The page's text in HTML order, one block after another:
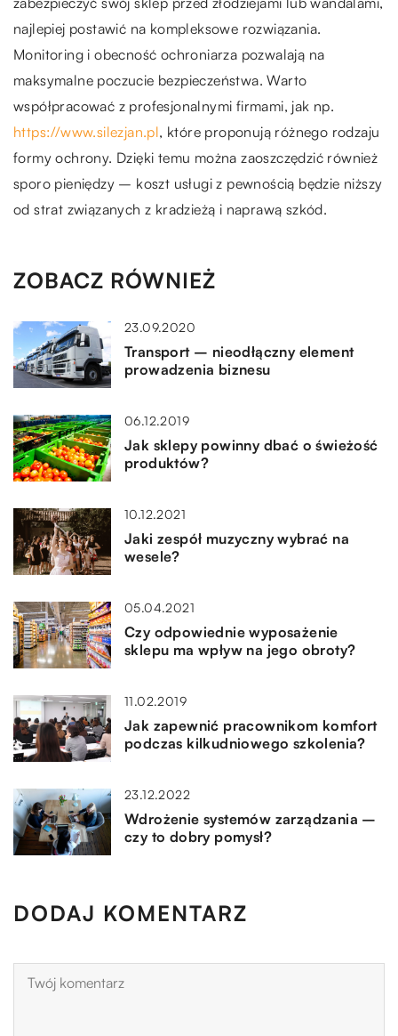
najlepiej postawić na kompleksowe rozwiązania.
Monitoring i obecność ochroniarza pozwalają na
maksymalne poczucie bezpieczeństwa. Warto
współpracować z profesjonalnymi firmami, jak np.
https://www.silezjan.pl, które proponują różnego rodzaju
formy ochrony. Dzięki temu można zaoszczędzić również
sporo pieniędzy – koszt usługi z pewnością będzie niższy
od strat związanych z kradzieżą i naprawą szkód.
ZOBACZ RÓWNIEŻ
23.09.2020
Transport – nieodłączny element
prowadzenia biznesu
06.12.2019
Jak sklepy powinny dbać o świeżość
produktów?
10.12.2021
Jaki zespół muzyczny wybrać na
wesele?
05.04.2021
Czy odpowiednie wyposażenie
sklepu ma wpływ na jego obroty?
11.02.2019
Jak zapewnić pracownikom komfort
podczas kilkudniowego szkolenia?
23.12.2022
Wdrożenie systemów zarządzania –
czy to dobry pomysł?
DODAJ KOMENTARZ